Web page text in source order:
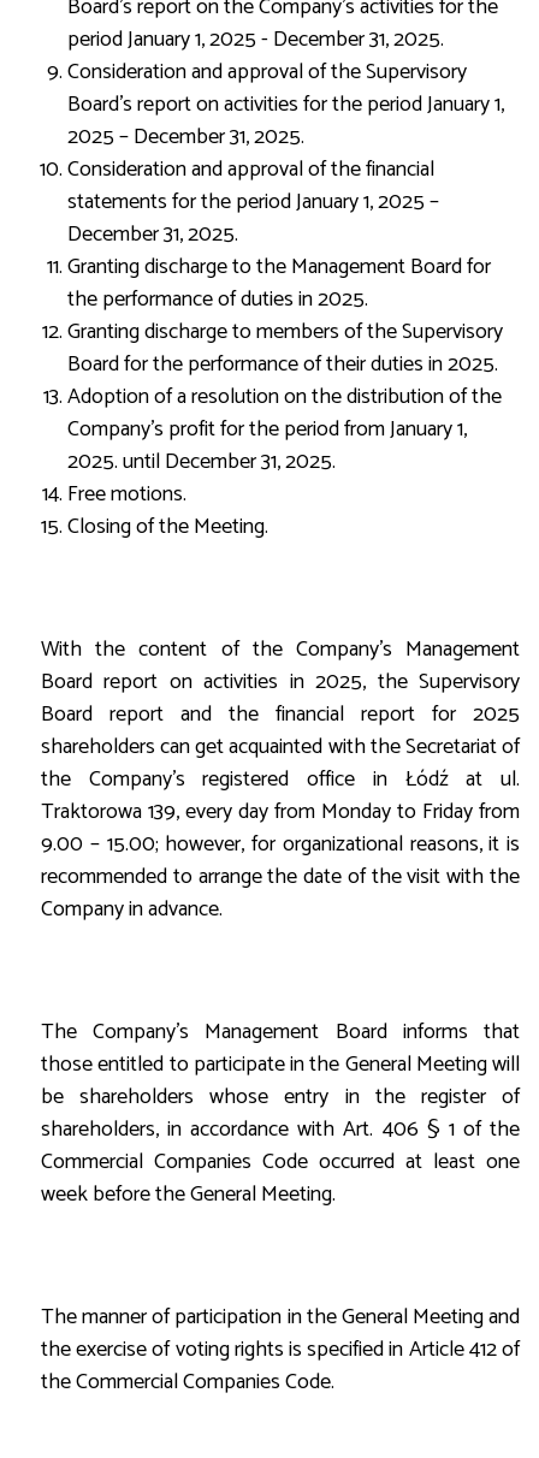
period January 1, 2025 - December 31, 2025.
Consideration and approval of the Supervisory
Board's report on activities for the period January 1,
2025 – December 31, 2025.
Consideration and approval of the financial
statements for the period January 1, 2025 –
December 31, 2025.
Granting discharge to the Management Board for
the performance of duties in 2025.
Granting discharge to members of the Supervisory
Board for the performance of their duties in 2025.
Adoption of a resolution on the distribution of the
Company's profit for the period from January 1,
2025. until December 31, 2025.
Free motions.
Closing of the Meeting.
With the content of the Company's Management
Board report on activities in 2025, the Supervisory
Board report and the financial report for 2025
shareholders can get acquainted with the Secretariat of
the Company's registered office in Łódź at ul.
Traktorowa 139, every day from Monday to Friday from
9.00 – 15.00; however, for organizational reasons, it is
recommended to arrange the date of the visit with the
Company in advance.
The Company's Management Board informs that
those entitled to participate in the General Meeting will
be shareholders whose entry in the register of
shareholders, in accordance with Art. 406 § 1 of the
Commercial Companies Code occurred at least one
week before the General Meeting.
The manner of participation in the General Meeting and
the exercise of voting rights is specified in Article 412 of
the Commercial Companies Code.